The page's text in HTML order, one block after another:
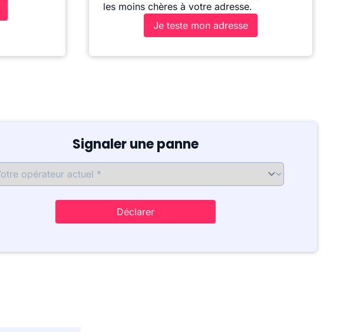
les moins chères à votre adresse.
Je teste mon adresse
Signaler une panne
Déclarer